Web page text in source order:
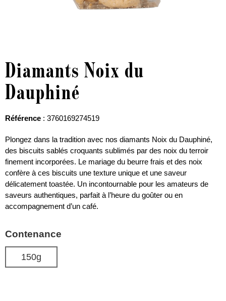
Diamants Noix du
Dauphiné
Référence : 3760169274519
Plongez dans la tradition avec nos diamants Noix du Dauphiné,
des biscuits sablés croquants sublimés par des noix du terroir
finement incorporées. Le mariage du beurre frais et des noix
confère à ces biscuits une texture unique et une saveur
délicatement toastée. Un incontournable pour les amateurs de
saveurs authentiques, parfait à l’heure du goûter ou en
accompagnement d’un café.
Contenance
150g